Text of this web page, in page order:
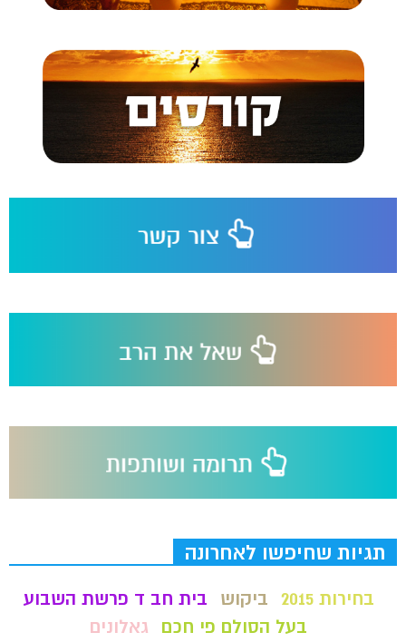
תגיות שחיפשו לאחרונה
בחירות 2015 ביקוש
בית חב ד פרשת השבוע
בעל הסולם פי חכם
גאלונים